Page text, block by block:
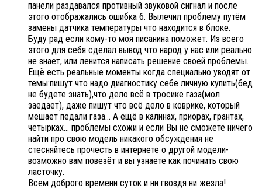
панели раздавался противный звуковой сигнал и после
этого отображались ошибка 6. Вылечил проблему путём
замены датчика температуры что находится в блоке.
Буду рад если кому-то моя писанина поможет. Из всего
этого для себя сделал вывод что народ у нас или реально
не знает, или ленится написать решение своей проблемы.
Ещё есть реальные моменты когда специально уводят от
темы:пишут что надо диагностику себе личную купить(бед
не будете знать),что дело всё в тросике газа(мол
заедает), даже пишут что всё дело в коврике, который
мешает педали газа… А ещё в калинах, приорах, грантах,
четырках… проблемы схожи и если Вы не сможете ничего
найти про свою модель никакого обсуждения не
стесняйтесь прочесть в интернете о другой модели-
возможно вам повезёт и вы узнаете как починить свою
ласточку.
Всем доброго времени суток и ни гвоздя ни жезла!